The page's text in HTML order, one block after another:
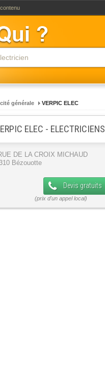
générale VERPIC ELEC
ELEC - ELECTRICIENS
DE LA CROIX MICHAUD
Bézouotte
Devis gratuits